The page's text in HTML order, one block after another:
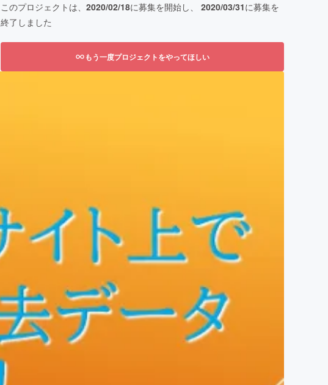
このプロジェクトは、 2020/02/18に募集を開始し、 2020/03/31に募集を
終了しました
もう一度プロジェクトをやってほしい